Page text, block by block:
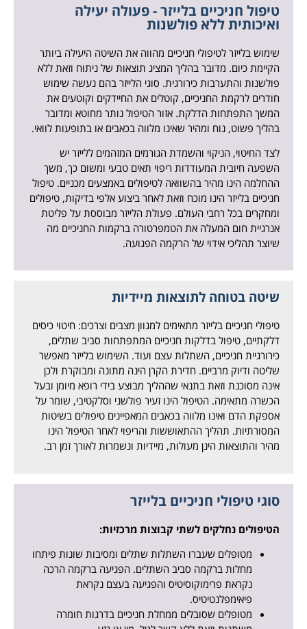
טיפול חניכיים בלייזר - פעולה יעילה
ואיכותית ללא פולשנות
שימוש בלייזר לטיפולי חניכיים מהווה את השיטה היעילה ביותר
הקיימת כיום. מדובר בהליך המציג תוצאות של ניתוח וזאת ללא
פולשנות והתערבות כירורגית. סוגי הלייזר בהם נעשה שימוש
חודרים לרקמת החניכיים, קוטלים את החיידקים וקוטעים את
המשך התפתחות הדלקת. אזור הטיפול נותר מחוטא ומדובר
בהליך פשוט, נוח ומהיר שאינו מלווה בכאבים או בתופעות לוואי.
לצד החיטוי, הניקוי והשמדת הגורמים המזהמים ללייזר יש
השפעה חיובית המעודדות ריפוי תאים טבעי ומשום כך, משך
ההחלמה הינו מהיר בהשוואה לטיפולים באמצעים מכניים. טיפול
חניכיים בלייזר הינו מוכח וזאת לאחר ביצוע אלפי בדיקות, טיפולים
ומחקרים בכל רחבי העולם. פעולת הלייזר מבוססת על פליטת
אנרגיית חום המעלה את הטמפרטורה ברקמות החניכיים מה
שיוצר תהליכי אידוי של הרקמה הפגועה.
שיטה בטוחה לתוצאות מיידיות
טיפולי חניכיים בלייזר מתאימים למגוון מצבים וצרכים: חיטוי כיסים
דלקתיים, טיפול בדלקות חניכיים המתפתחות סביב שתלים,
כירורגיית חניכיים, השתלות עצם ועוד. השימוש בלייזר מאפשר
שליטה ודיוק מרביים. חדירת הקרן הינה מתונה ומבוקרת ולכן
אינה מסוכנת וזאת בתנאי שההליך מבוצע בידי רופא מיומן ובעל
הכשרה מתאימה. הטיפול הינו זעיר פולשני וסלקטיבי, שומר על
אספקת הדם ואינו מלווה בכאבים המאפיינים טיפולים בשיטות
המסורתיות. תהליך ההתאוששות והריפוי לאחר הטיפול הינו
מהיר והתוצאות הינן מעולות, מיידיות ונשמרות לאורך זמן רב.
סוגי טיפולי חניכיים בלייזר
הטיפולים נחלקים לשתי קבוצות מרכזיות:
מטופלים שעברו השתלות שתלים ומסיבות שונות פיתחו
מחלות ברקמה סביב השתלים. הפגיעה ברקמה הרכה
נקראת פרימוקוסיטיס והפגיעה בעצם נקראת
פיאימפלנטיטיס.
מטופלים שסובלים ממחלת חניכיים בדרגות חומרה